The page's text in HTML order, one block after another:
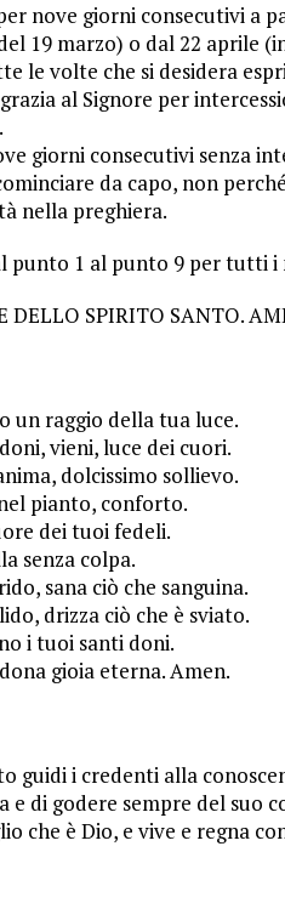
nove giorni consecutivi a
19 marzo) o dal 22 aprile
le volte che si desidera
al Signore per
giorni consecutivi senza
da capo, non
nella preghiera.
punto 1 al punto 9 per tutti i
DELLO SPIRITO SANTO.
un raggio della tua luce.
vieni, luce dei cuori.
dolcissimo sollievo.
pianto, conforto.
dei tuoi fedeli.
senza colpa.
sana ciò che sanguina.
drizza ciò che è sviato.
i tuoi santi doni.
gioia eterna. Amen.
guidi i credenti alla
e di godere sempre del suo
che è Dio, e vive e regna